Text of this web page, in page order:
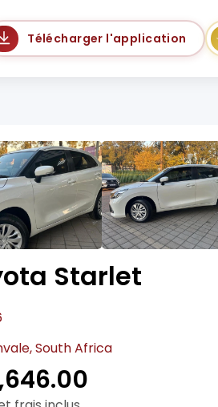
Télécharger l'application
Starlet
South Africa